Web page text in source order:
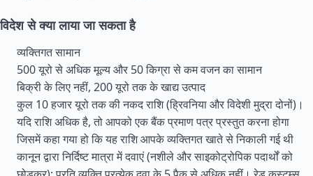
विदेश से क्या लाया जा सकता है
व्यक्तिगत सामान
500 यूरो से अधिक मूल्य और 50 किग्रा से कम वजन का सामान
बिक्री के लिए नहीं, 200 यूरो तक के खाद्य उत्पाद
कुल 10 हजार यूरो तक की नकद राशि (ह्रिवनिया और विदेशी मुद्रा दोनों)।
यदि राशि अधिक है, तो आपको एक बैंक प्रमाण पत्र प्रस्तुत करना होगा
जिसमें कहा गया हो कि यह राशि आपके व्यक्तिगत खाते से निकाली गई थी
कानून द्वारा निर्दिष्ट मात्रा में दवाएं (नशीले और साइकोट्रोपिक पदार्थों को